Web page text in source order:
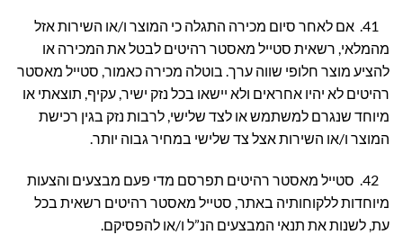
41. אם לאחר סיום מכירה התגלה כי המוצר ו/או השירות אזל
מהמלאי, רשאית סטייל מאסטר רהיטים לבטל את המכירה או
להציע מוצר חלופי שווה ערך. בוטלה מכירה כאמור, סטייל מאסטר
רהיטים לא יהיו אחראים ולא יישאו בכל נזק ישיר, עקיף, תוצאתי או
מיוחד שנגרם למשתמש או לצד שלישי, לרבות נזק בגין רכישת
המוצר ו/או השירות אצל צד שלישי במחיר גבוה יותר.
42. סטייל מאסטר רהיטים תפרסם מדי פעם מבצעים והצעות
מיוחדות ללקוחותיה באתר, סטייל מאסטר רהיטים רשאית בכל
עת, לשנות את תנאי המבצעים הנ”ל ו/או להפסיקם.